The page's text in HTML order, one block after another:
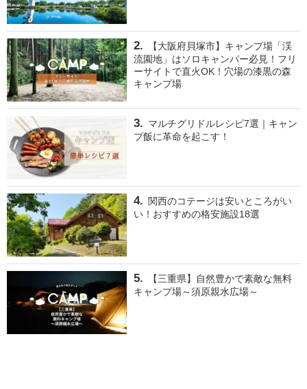
【大阪府貝塚市】キャンプ場「渓
流園地」はソロキャンパー必見！フリ
ーサイトで直火OK！穴場の漆黒の森
キャンプ場
マルチグリドルレシピ7選｜キャン
プ飯に革命を起こす！
関西のコテージは安いところがい
い！おすすめの格安施設18選
【三重県】自然豊かで素敵な無料
キャンプ場～須原親水広場～